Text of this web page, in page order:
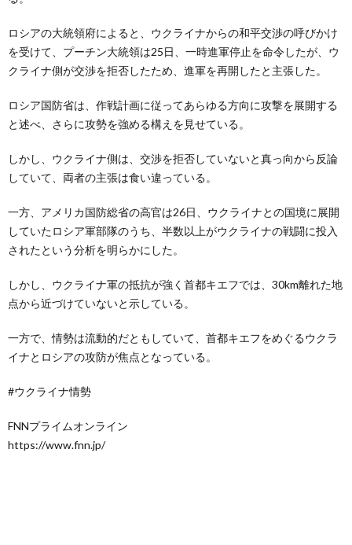
ロシアの大統領府によると、ウクライナからの和平交渉の呼びかけ
を受けて、プーチン大統領は25日、一時進軍停止を命令したが、ウ
クライナ側が交渉を拒否したため、進軍を再開したと主張した。
ロシア国防省は、作戦計画に従ってあらゆる方向に攻撃を展開する
と述べ、さらに攻勢を強める構えを見せている。
しかし、ウクライナ側は、交渉を拒否していないと真っ向から反論
していて、両者の主張は食い違っている。
一方、アメリカ国防総省の高官は26日、ウクライナとの国境に展開
していたロシア軍部隊のうち、半数以上がウクライナの戦闘に投入
されたという分析を明らかにした。
しかし、ウクライナ軍の抵抗が強く首都キエフでは、30km離れた地
点から近づけていないと示している。
一方で、情勢は流動的だともしていて、首都キエフをめぐるウクラ
イナとロシアの攻防が焦点となっている。
#ウクライナ情勢
FNNプライムオンライン
https://www.fnn.jp/